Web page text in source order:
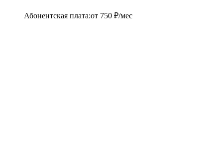
Абонентская плата:от 750 ₽/мес